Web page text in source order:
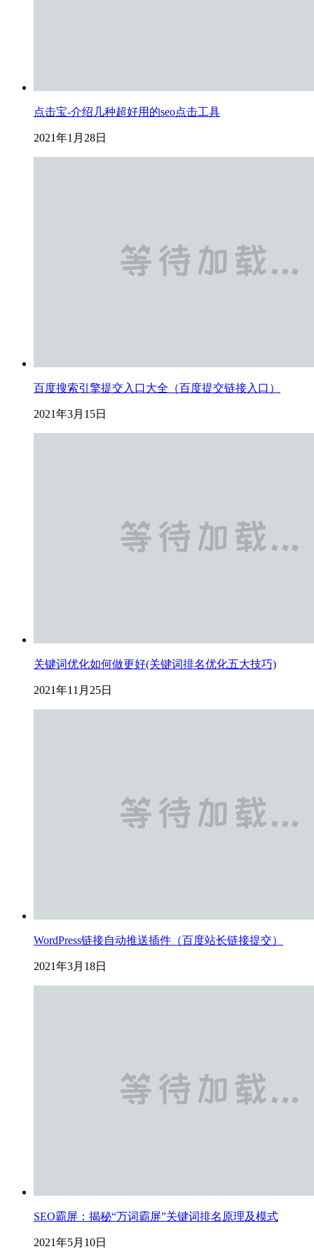
点击宝-介绍几种超好用的seo点击工具
2021年1月28日
百度搜索引擎提交入口大全（百度提交链接入口）
2021年3月15日
关键词优化如何做更好(关键词排名优化五大技巧)
2021年11月25日
WordPress链接自动推送插件（百度站长链接提交）
2021年3月18日
SEO霸屏：揭秘“万词霸屏”关键词排名原理及模式
2021年5月10日